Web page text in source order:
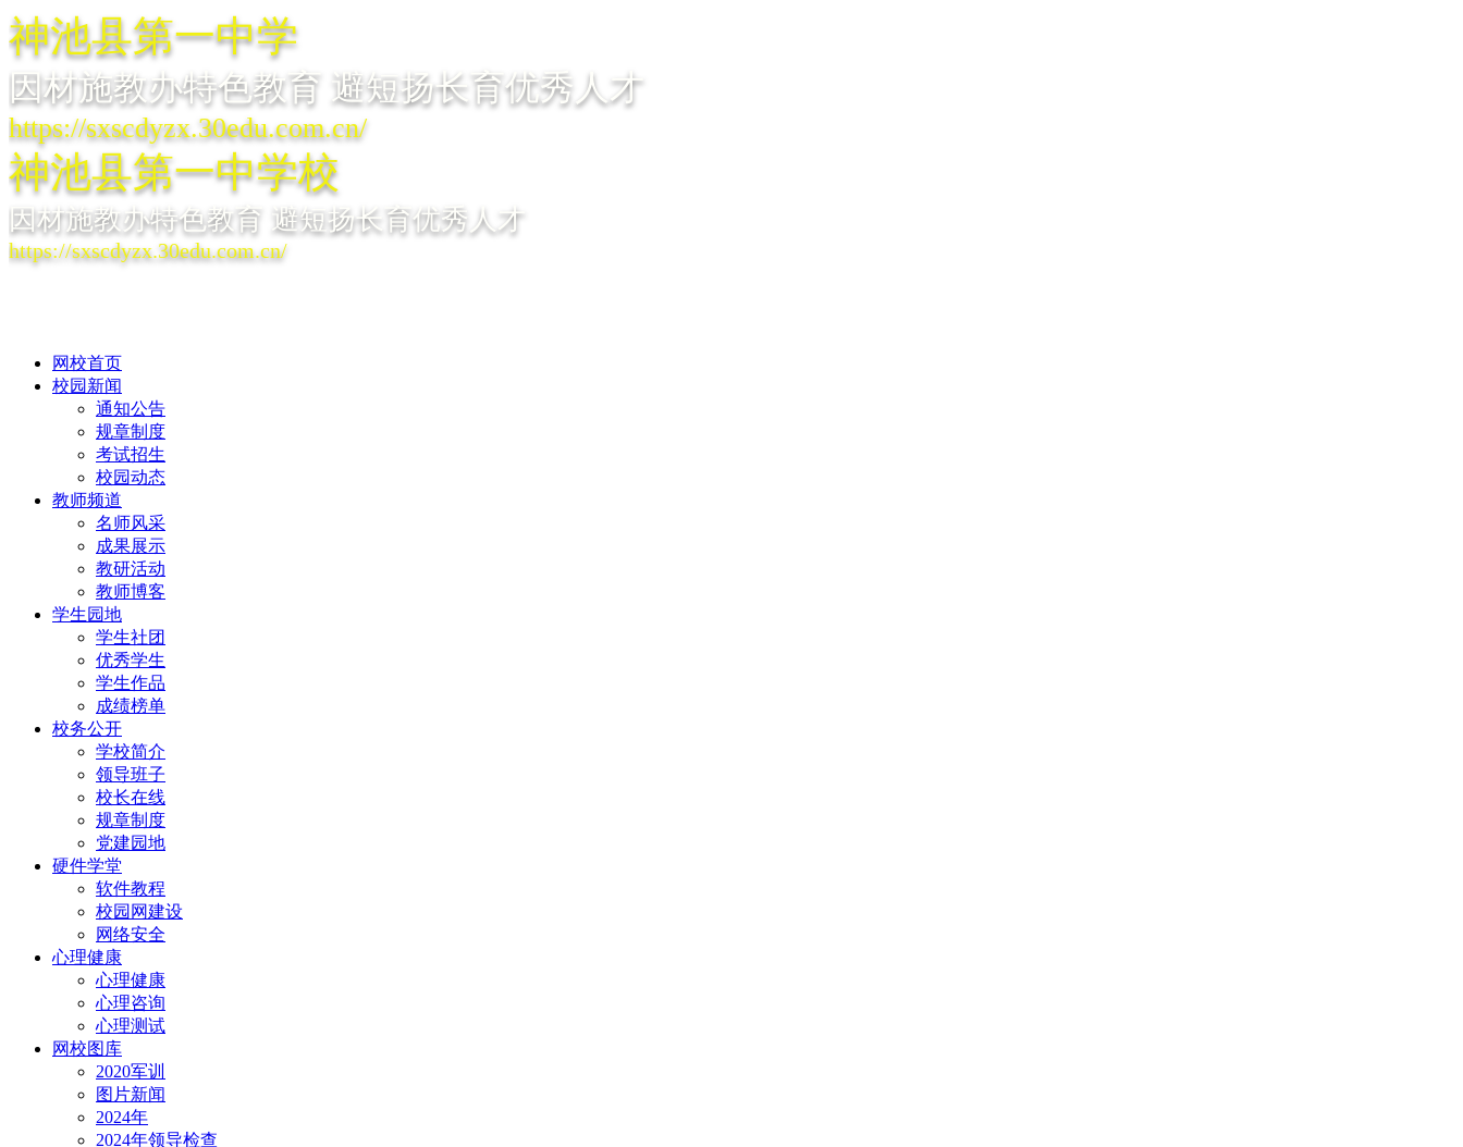
神池县第一中学
因材施教办特色教育 避短扬长育优秀人才
https://sxscdyzx.30edu.com.cn/
神池县第一中学校
因材施教办特色教育 避短扬长育优秀人才
https://sxscdyzx.30edu.com.cn/
网校首页
校园新闻
通知公告
规章制度
考试招生
校园动态
教师频道
名师风采
成果展示
教研活动
教师博客
学生园地
学生社团
优秀学生
学生作品
成绩榜单
校务公开
学校简介
领导班子
校长在线
规章制度
党建园地
硬件学堂
软件教程
校园网建设
网络安全
心理健康
心理健康
心理咨询
心理测试
网校图库
2020军训
图片新闻
2024年
2024年领导检查